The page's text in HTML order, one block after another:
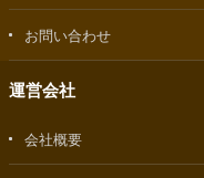
お問い合わせ
運営会社
会社概要